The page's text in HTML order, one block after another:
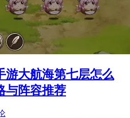
游大航海第七层怎么
与阵容推荐